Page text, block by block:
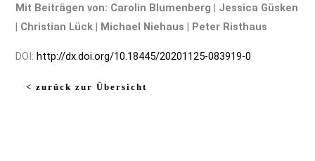
Mit Beiträgen von: Carolin Blumenberg| Jessica Güsken
| Christian Lück| Michael Niehaus| Peter Risthaus
DOI:http://dx.doi.org/10.18445/20201125-083919-0
< zurück zur Übersicht